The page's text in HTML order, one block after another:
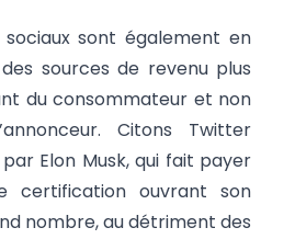
sont également en
sources de revenu plus
du consommateur et non
Citons Twitter
Elon Musk, qui fait payer
certification ouvrant son
nombre, au détriment des